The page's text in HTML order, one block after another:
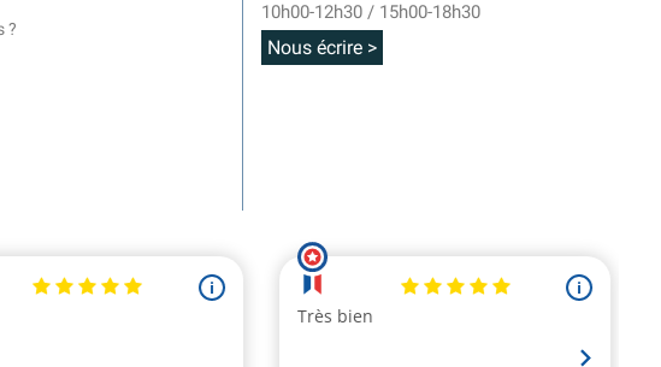
?
10h00-12h30 / 15h00-18h30
Nous écrire >